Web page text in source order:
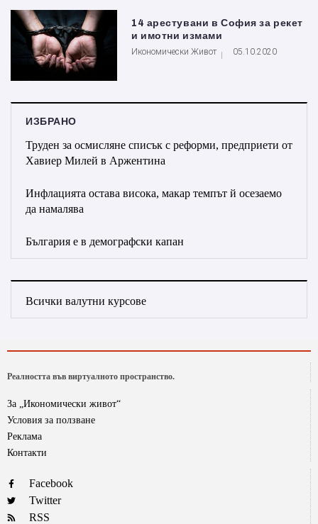
14 арестувани в София за рекет
и имотни измами
Икономически Живот 05.10.2020
ИЗБРАНО
Труден за осмисляне списък с реформи, предприети от
Хавиер Милей в Аржентина
Инфлацията остава висока, макар темпът й осезаемо
да намалява
България е в демографски капан
Всички валутни курсове
Реалността във виртуалното пространство.
За „Икономически живот“
Условия за ползване
Реклама
Контакти
Facebook
Twitter
RSS